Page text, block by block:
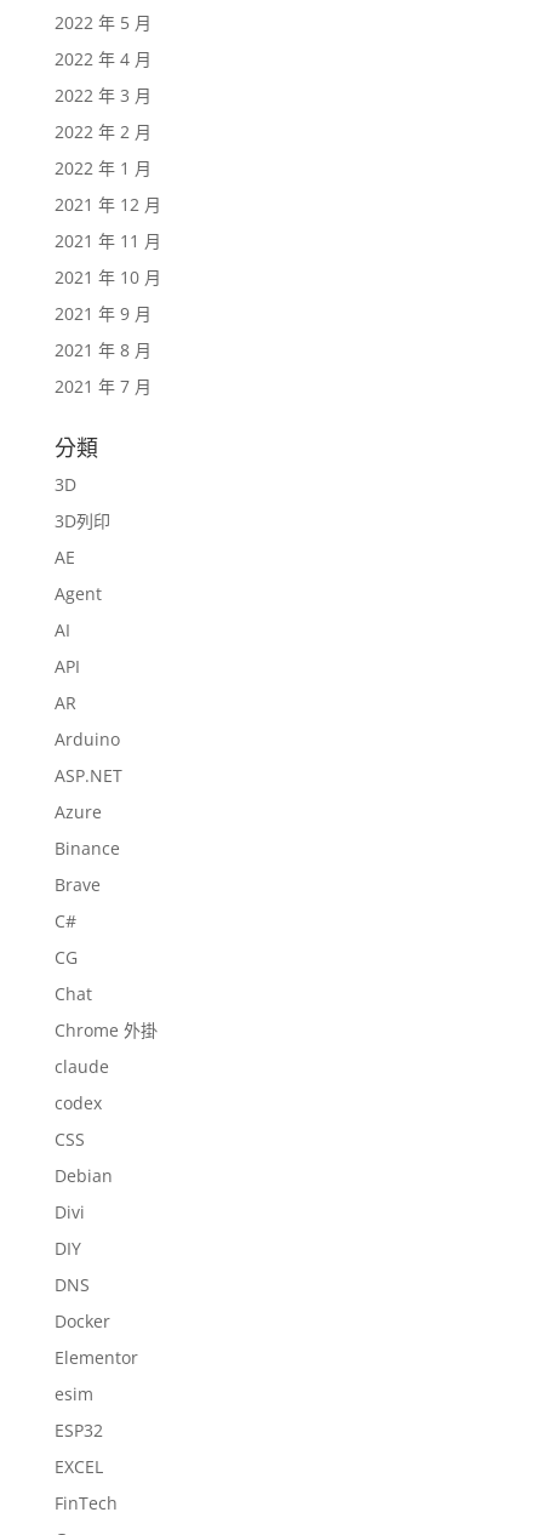
2022 年 5 月
2022 年 4 月
2022 年 3 月
2022 年 2 月
2022 年 1 月
2021 年 12 月
2021 年 11 月
2021 年 10 月
2021 年 9 月
2021 年 8 月
2021 年 7 月
分類
3D
3D列印
AE
Agent
AI
API
AR
Arduino
ASP.NET
Azure
Binance
Brave
C#
CG
Chat
Chrome 外掛
claude
codex
CSS
Debian
Divi
DIY
DNS
Docker
Elementor
esim
ESP32
EXCEL
FinTech